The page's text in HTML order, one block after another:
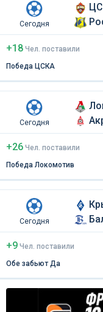
Сегодня
+18 Чел поставили
Победа ЦСКА
Сегодня
+26 Чел поставили
Победа Локомотив
Сегодня
+9 Чел поставили
Обе забьют Да